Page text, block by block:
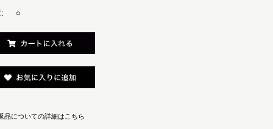
○
品についての詳細はこちら